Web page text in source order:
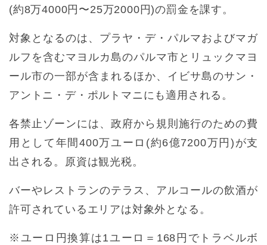
(約8万4000円〜25万2000円)の罰金を課す。
対象となるのは、プラヤ・デ・パルマおよびマガ
ルフを含むマヨルカ島のパルマ市とリュックマヨ
ール市の一部が含まれるほか、イビサ島のサン・
アントニ・デ・ポルトマニにも適用される。
各禁止ゾーンには、政府から規則施行のための費
用として年間400万ユーロ(約6億7200万円)が支
出される。原資は観光税。
バーやレストランのテラス、アルコールの飲酒が
許可されているエリアは対象外となる。
※ユーロ円換算は1ユーロ＝168円でトラベルボ